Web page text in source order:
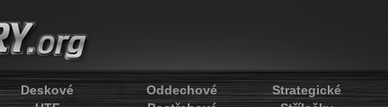
Deskové
Oddechové
Strategické